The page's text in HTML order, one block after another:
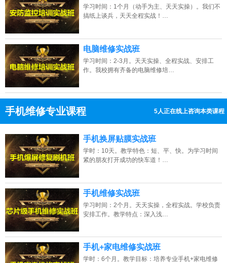
学习时间：1个月（动手为主、天天实操）。我们不
搞纸上谈兵，天天全程实战！…
电脑维修实战班
学习时间：2-3月。天天实操、全程实战、安排工
作。我校拥有齐备的电脑维修培…
手机维修专业课程 7人正在线上咨询本类课程
点击免费咨询电话：13807313137
手机换屏贴膜实战班
学时：10天。教学特色：短、平、快。为学习时间
紧的朋友打开成功的快车道！…
手机维修实战班
学习时间：2个月。天天实操，全程实战。学校负责
安排工作。教学特点：深入浅…
手机+家电维修实战班
学时：6个月。教学目标：培养专业手机+家电维修